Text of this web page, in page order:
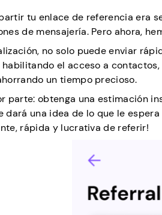
tu enlace de referencia era
de mensajería. Pero ahora,
no solo puede enviar
el acceso a
un tiempo precioso.
parte: obtenga una estimación
dará una idea de lo que le
rápida y lucrativa de referir!